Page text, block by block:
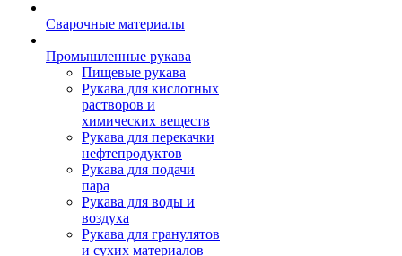
Сварочные материалы
Промышленные рукава
Пищевые рукава
Рукава для кислотных
растворов и
химических веществ
Рукава для перекачки
нефтепродуктов
Рукава для подачи
пара
Рукава для воды и
воздуха
Рукава для гранулятов
и сухих материалов